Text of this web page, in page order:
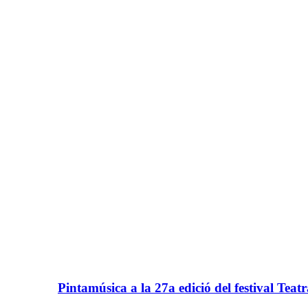
Pintamúsica a la 27a edició del festival